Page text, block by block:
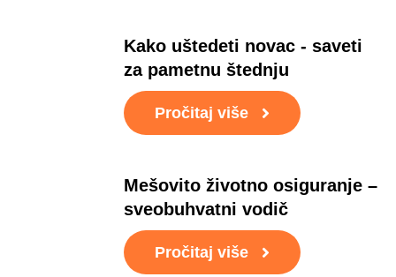
Kako uštedeti novac - saveti
za pametnu štednju
Pročitaj više
Mešovito životno osiguranje –
sveobuhvatni vodič
Pročitaj više